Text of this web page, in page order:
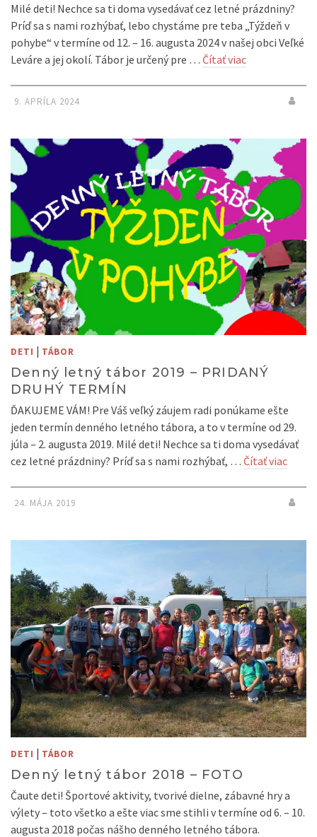
Milé deti! Nechce sa ti doma vysedávať cez letné prázdniny?
Príď sa s nami rozhýbať, lebo chystáme pre teba „Týždeň v
pohybe“ v termíne od 12. – 16. augusta 2024 v našej obci Veľké
Leváre a jej okolí. Tábor je určený pre … Čítať viac
9. APRÍLA 2024
DETI | TÁBOR
Denný letný tábor 2019 – PRIDANÝ
DRUHÝ TERMÍN
ĎAKUJEME VÁM! Pre Váš veľký záujem radi ponúkame ešte
jeden termín denného letného tábora, a to v termíne od 29.
júla – 2. augusta 2019. Milé deti! Nechce sa ti doma vysedávať
cez letné prázdniny? Príď sa s nami rozhýbať, … Čítať viac
24. MÁJA 2019
DETI | TÁBOR
Denný letný tábor 2018 – FOTO
Čaute deti! Športové aktivity, tvorivé dielne, zábavné hry a
výlety – toto všetko a ešte viac sme stihli v termíne od 6. – 10.
augusta 2018 počas nášho denného letného tábora.